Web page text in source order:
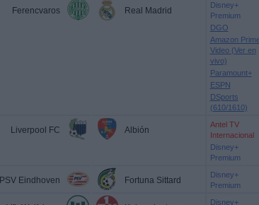
Ferencvaros Real Madrid
Disney+
Premium
DGO
Amazon
Video (Ver en
vivo)
Paramount+
ESPN
DSports
(610/1610)
Liverpool FC Albión
Antel TV
Internacional
Disney+
Premium
PSV Eindhoven Fortuna Sittard
Disney+
Premium
Disney+